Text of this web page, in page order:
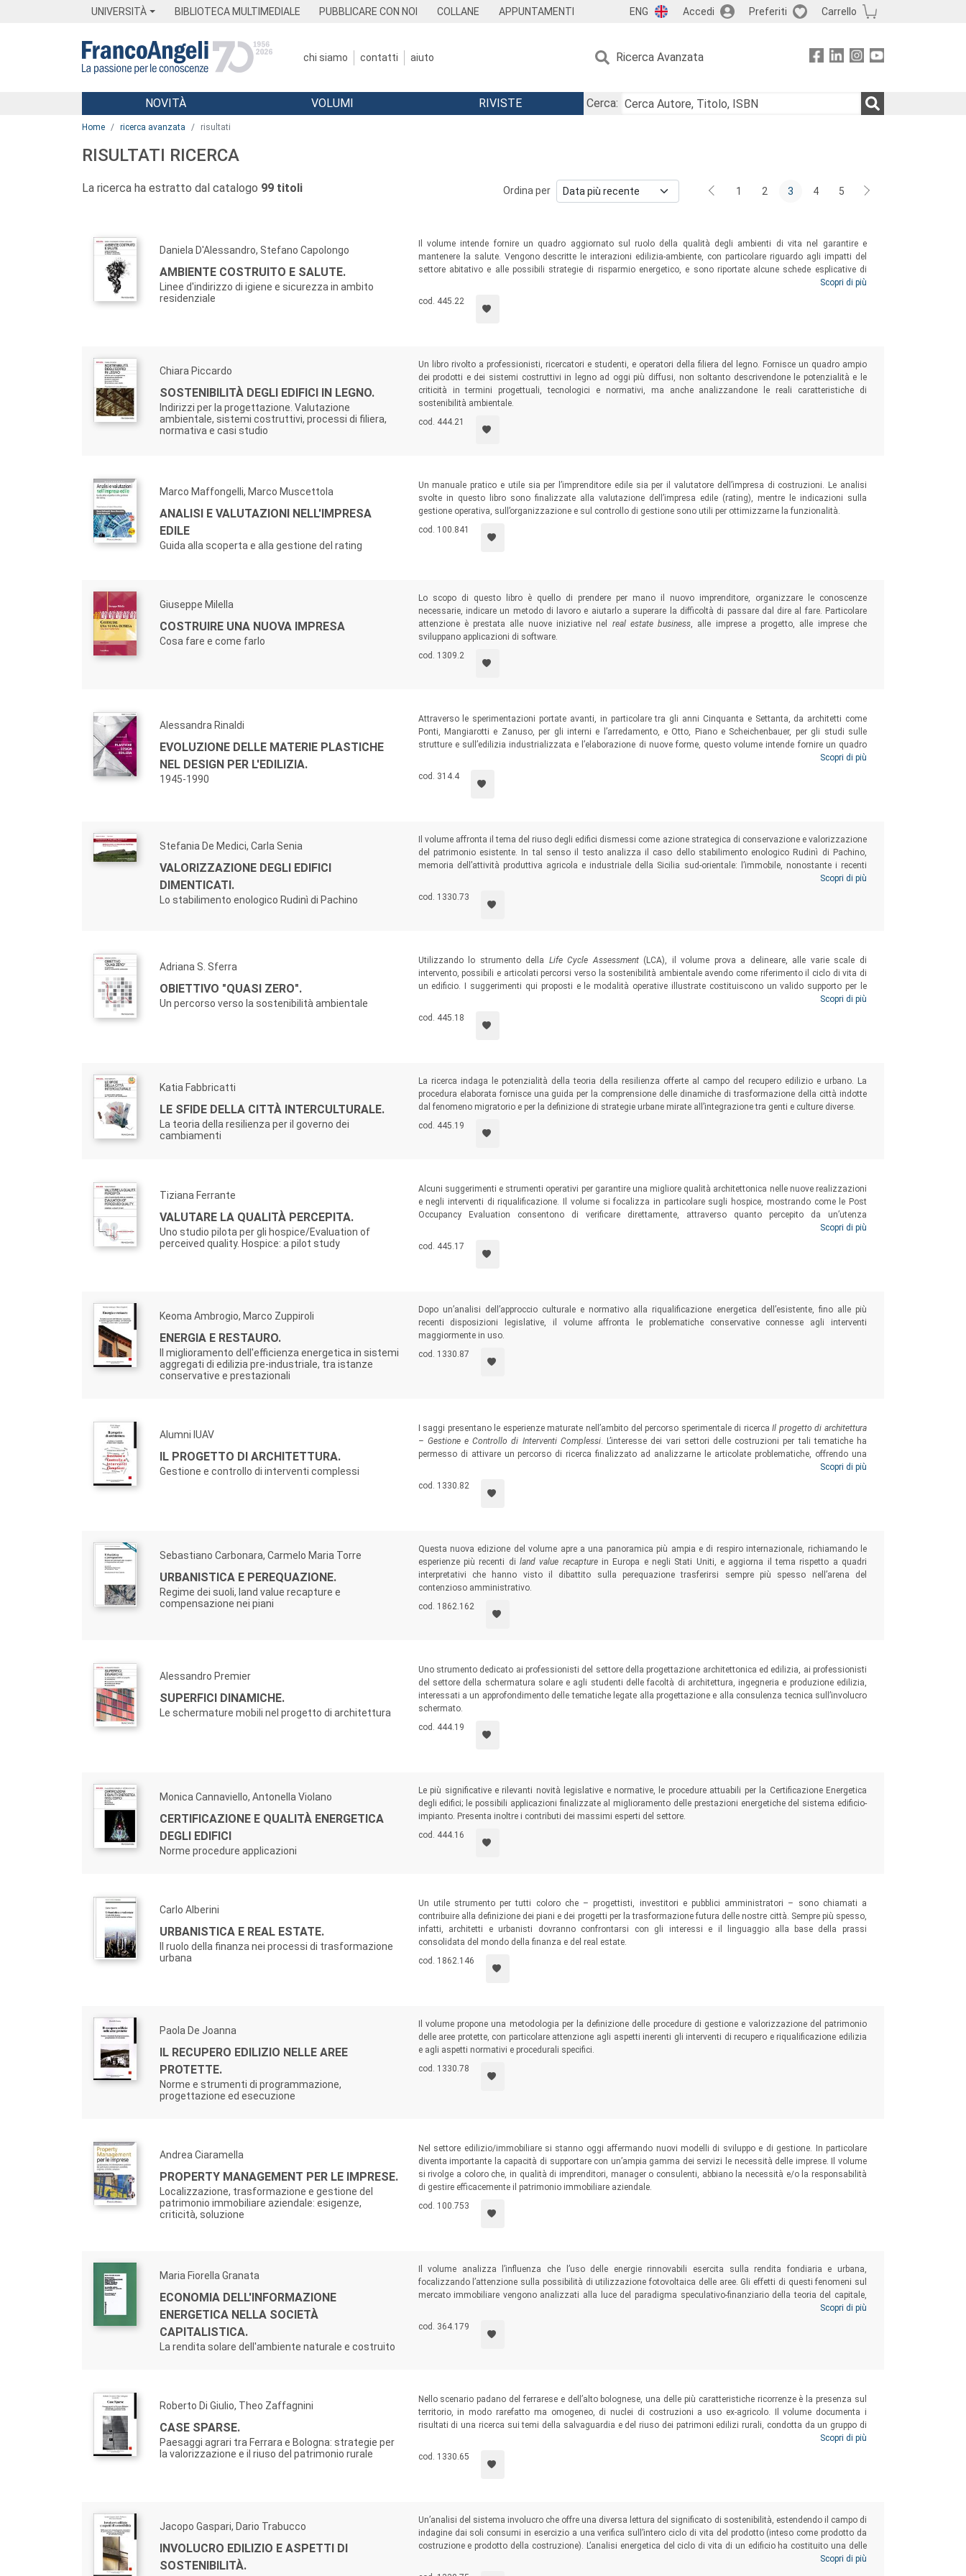
UNIVERSITÀ BIBLIOTECA MULTIMEDIALE PUBBLICARE CON NOI COLLANE APPUNTAMENTI ENG Accedi Preferiti Carrello
chi siamo contatti aiuto Ricerca Avanzata
Menu
NOVITÀ VOLUMI RIVISTE
Cerca:
Home ricerca avanzata risultati
RISULTATI RICERCA
La ricerca ha estratto dal catalogo 99 titoli Ordina per 1 2 3 4 5
Daniela D'Alessandro, Stefano Capolongo
AMBIENTE COSTRUITO E SALUTE.
Linee d'indirizzo di igiene e sicurezza in ambito
residenziale
Il volume intende fornire un quadro aggiornato sul ruolo della qualità degli ambienti di vita nel garantire e
mantenere la salute. Vengono descritte le interazioni edilizia-ambiente, con particolare riguardo agli impatti del
settore abitativo e alle possibili strategie di risparmio energetico, e sono riportate alcune schede esplicative di
supporto alla progettazione degli edifici residenziali, per indirizzare le scelte verso soluzioni orientate al benessere,
alla tutela della salute e alla sostenibilità.
Scopri di più
cod. 445.22
Chiara Piccardo
SOSTENIBILITÀ DEGLI EDIFICI IN LEGNO.
Indirizzi per la progettazione. Valutazione
ambientale, sistemi costruttivi, processi di filiera,
normativa e casi studio
Un libro rivolto a professionisti, ricercatori e studenti, e operatori della filiera del legno. Fornisce un quadro ampio
dei prodotti e dei sistemi costruttivi in legno ad oggi più diffusi, non soltanto descrivendone le potenzialità e le
criticità in termini progettuali, tecnologici e normativi, ma anche analizzandone le reali caratteristiche di
sostenibilità ambientale.
cod. 444.21
Marco Maffongelli, Marco Muscettola
ANALISI E VALUTAZIONI NELL'IMPRESA
EDILE
Guida alla scoperta e alla gestione del rating
Un manuale pratico e utile sia per l’imprenditore edile sia per il valutatore dell’impresa di costruzioni. Le analisi
svolte in questo libro sono finalizzate alla valutazione dell’impresa edile (rating), mentre le indicazioni sulla
gestione operativa, sull’organizzazione e sul controllo di gestione sono utili per ottimizzarne la funzionalità.
cod. 100.841
Giuseppe Milella
COSTRUIRE UNA NUOVA IMPRESA
Cosa fare e come farlo
Lo scopo di questo libro è quello di prendere per mano il nuovo imprenditore, organizzare le conoscenze
necessarie, indicare un metodo di lavoro e aiutarlo a superare la difficoltà di passare dal dire al fare. Particolare
attenzione è prestata alle nuove iniziative nel real estate business, alle imprese a progetto, alle imprese che
sviluppano applicazioni di software.
cod. 1309.2
Alessandra Rinaldi
EVOLUZIONE DELLE MATERIE PLASTICHE
NEL DESIGN PER L'EDILIZIA.
1945-1990
Attraverso le sperimentazioni portate avanti, in particolare tra gli anni Cinquanta e Settanta, da architetti come
Ponti, Mangiarotti e Zanuso, per gli interni e l’arredamento, e Otto, Piano e Scheichenbauer, per gli studi sulle
strutture e sull’edilizia industrializzata e l’elaborazione di nuove forme, questo volume intende fornire un quadro
dell’evoluzione delle materie plastiche nell’edilizia dal dopoguerra ai primi anni Novanta, evidenziandone le
potenzialità applicative.
Scopri di più
cod. 314.4
Stefania De Medici, Carla Senia
VALORIZZAZIONE DEGLI EDIFICI
DIMENTICATI.
Lo stabilimento enologico Rudinì di Pachino
Il volume affronta il tema del riuso degli edifici dismessi come azione strategica di conservazione e valorizzazione
del patrimonio esistente. In tal senso il testo analizza il caso dello stabilimento enologico Rudinì di Pachino,
memoria dell’attività produttiva agricola e industriale della Sicilia sud-orientale: l’immobile, nonostante i recenti
interventi di recupero e parziale ricostruzione effettuati dall’amministrazione comunale, è però ancora oggi
dismesso.
Scopri di più
cod. 1330.73
Adriana S. Sferra
OBIETTIVO "QUASI ZERO".
Un percorso verso la sostenibilità ambientale
Utilizzando lo strumento della Life Cycle Assessment (LCA), il volume prova a delineare, alle varie scale di
intervento, possibili e articolati percorsi verso la sostenibilità ambientale avendo come riferimento il ciclo di vita di
un edificio. I suggerimenti qui proposti e le modalità operative illustrate costituiscono un valido supporto per le
Pubbliche Amministrazioni, l’imprenditoria privata e tutti coloro che a diverso titolo sono impegnati nel settore
edilizio.
Scopri di più
cod. 445.18
Katia Fabbricatti
LE SFIDE DELLA CITTÀ INTERCULTURALE.
La teoria della resilienza per il governo dei
cambiamenti
La ricerca indaga le potenzialità della teoria della resilienza offerte al campo del recupero edilizio e urbano. La
procedura elaborata fornisce una guida per la comprensione delle dinamiche di trasformazione della città indotte
dal fenomeno migratorio e per la definizione di strategie urbane mirate all’integrazione tra genti e culture diverse.
cod. 445.19
Tiziana Ferrante
VALUTARE LA QUALITÀ PERCEPITA.
Uno studio pilota per gli hospice/Evaluation of
perceived quality. Hospice: a pilot study
Alcuni suggerimenti e strumenti operativi per garantire una migliore qualità architettonica nelle nuove realizzazioni
e negli interventi di riqualificazione. Il volume si focalizza in particolare sugli hospice, mostrando come le Post
Occupancy Evaluation consentono di verificare direttamente, attraverso quanto percepito da un’utenza
oggettivamente “fragile”, le qualità fisico-spaziali più adeguate alla fruizione delle strutture e più rispondenti alle
specifiche esigenze psicologiche.
Scopri di più
cod. 445.17
Keoma Ambrogio, Marco Zuppiroli
ENERGIA E RESTAURO.
Il miglioramento dell'efficienza energetica in sistemi
aggregati di edilizia pre-industriale, tra istanze
conservative e prestazionali
Dopo un’analisi dell’approccio culturale e normativo alla riqualificazione energetica dell’esistente, fino alle più
recenti disposizioni legislative, il volume affronta le problematiche conservative connesse agli interventi
maggiormente in uso.
cod. 1330.87
Alumni IUAV
IL PROGETTO DI ARCHITETTURA.
Gestione e controllo di interventi complessi
I saggi presentano le esperienze maturate nell’ambito del percorso sperimentale di ricercaIl progetto di architettura
– Gestione e Controllo di Interventi Complessi. L’interesse dei vari settori delle costruzioni per tali tematiche ha
permesso di attivare un percorso di ricerca finalizzato ad analizzarne le articolate problematiche, offrendo una
valutazione e un’interpretazione di “tipo analitico-scientifico” delle interrelazioni tra i cicli di processo e i vari aspetti
procedurali.
Scopri di più
cod. 1330.82
Sebastiano Carbonara, Carmelo Maria Torre
URBANISTICA E PEREQUAZIONE.
Regime dei suoli, land value recapture e
compensazione nei piani
Questa nuova edizione del volume apre a una panoramica più ampia e di respiro internazionale, richiamando le
esperienze più recenti di land value recapturein Europa e negli Stati Uniti, e aggiorna il tema rispetto a quadri
interpretativi che hanno visto il dibattito sulla perequazione trasferirsi sempre più spesso nell’arena del
contenzioso amministrativo.
cod. 1862.162
Alessandro Premier
SUPERFICI DINAMICHE.
Le schermature mobili nel progetto di architettura
Uno strumento dedicato ai professionisti del settore della progettazione architettonica ed edilizia, ai professionisti
del settore della schermatura solare e agli studenti delle facoltà di architettura, ingegneria e produzione edilizia,
interessati a un approfondimento delle tematiche legate alla progettazione e alla consulenza tecnica sull’involucro
schermato.
cod. 444.19
Monica Cannaviello, Antonella Violano
CERTIFICAZIONE E QUALITÀ ENERGETICA
DEGLI EDIFICI
Norme procedure applicazioni
Le più significative e rilevanti novità legislative e normative, le procedure attuabili per la Certificazione Energetica
degli edifici; le possibili applicazioni finalizzate al miglioramento delle prestazioni energetiche del sistema edificio-
impianto. Presenta inoltre i contributi dei massimi esperti del settore.
cod. 444.16
Carlo Alberini
URBANISTICA E REAL ESTATE.
Il ruolo della finanza nei processi di trasformazione
urbana
Un utile strumento per tutti coloro che – progettisti, investitori e pubblici amministratori – sono chiamati a
contribuire alla definizione dei piani e dei progetti per la trasformazione futura delle nostre città. Sempre più spesso,
infatti, architetti e urbanisti dovranno confrontarsi con gli interessi e il linguaggio alla base della prassi
consolidata del mondo della finanza e del real estate.
cod. 1862.146
Paola De Joanna
IL RECUPERO EDILIZIO NELLE AREE
PROTETTE.
Norme e strumenti di programmazione,
progettazione ed esecuzione
Il volume propone una metodologia per la definizione delle procedure di gestione e valorizzazione del patrimonio
delle aree protette, con particolare attenzione agli aspetti inerenti gli interventi di recupero e riqualificazione edilizia
e agli aspetti normativi e procedurali specifici.
cod. 1330.78
Andrea Ciaramella
PROPERTY MANAGEMENT PER LE IMPRESE.
Localizzazione, trasformazione e gestione del
patrimonio immobiliare aziendale: esigenze,
criticità, soluzione
Nel settore edilizio/immobiliare si stanno oggi affermando nuovi modelli di sviluppo e di gestione. In particolare
diventa importante la capacità di supportare con un’ampia gamma dei servizi le necessità delle imprese. Il volume
si rivolge a coloro che, in qualità di imprenditori, manager o consulenti, abbiano la necessità e/o la responsabilità
di gestire efficacemente il patrimonio immobiliare aziendale.
cod. 100.753
Maria Fiorella Granata
ECONOMIA DELL'INFORMAZIONE
ENERGETICA NELLA SOCIETÀ
CAPITALISTICA.
La rendita solare dell'ambiente naturale e costruito
Il volume analizza l’influenza che l’uso delle energie rinnovabili esercita sulla rendita fondiaria e urbana,
focalizzando l’attenzione sulla possibilità di utilizzazione fotovoltaica delle aree. Gli effetti di questi fenomeni sul
mercato immobiliare vengono analizzati alla luce del paradigma speculativo-finanziario della teoria del capitale,
presentando una esemplificazione procedurale per la concretizzazione del saggio di capitalizzazione e la stima del
crescendo o diminuendo di valor capitale.
Scopri di più
cod. 364.179
Roberto Di Giulio, Theo Zaffagnini
CASE SPARSE.
Paesaggi agrari tra Ferrara e Bologna: strategie per
la valorizzazione e il riuso del patrimonio rurale
Nello scenario padano del ferrarese e dell’alto bolognese, una delle più caratteristiche ricorrenze è la presenza sul
territorio, in modo rarefatto ma omogeneo, di nuclei di costruzioni a uso ex-agricolo. Il volume documenta i
risultati di una ricerca sui temi della salvaguardia e del riuso dei patrimoni edilizi rurali, condotta da un gruppo di
Scopri di più
cod. 1330.65
Jacopo Gaspari, Dario Trabucco
INVOLUCRO EDILIZIO E ASPETTI DI
SOSTENIBILITÀ.
Un’analisi del sistema involucro che offre una diversa lettura del significato di sostenibilità, estendendo il campo di
indagine dai soli consumi in esercizio a una verifica sull’intero ciclo di vita del prodotto (inteso come prodotto da
costruzione e prodotto della costruzione). L’analisi energetica del ciclo di vita di un edificio ha costituito una delle
principali linee guida per individuare metodologie di valutazione che offrissero un quadro più completo e realistico
dei consumi.
Scopri di più